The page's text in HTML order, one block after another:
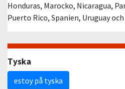
Honduras, Marocko, Nicaragua,
Puerto Rico, Spanien, Uruguay
Tyska
estoy på tyska